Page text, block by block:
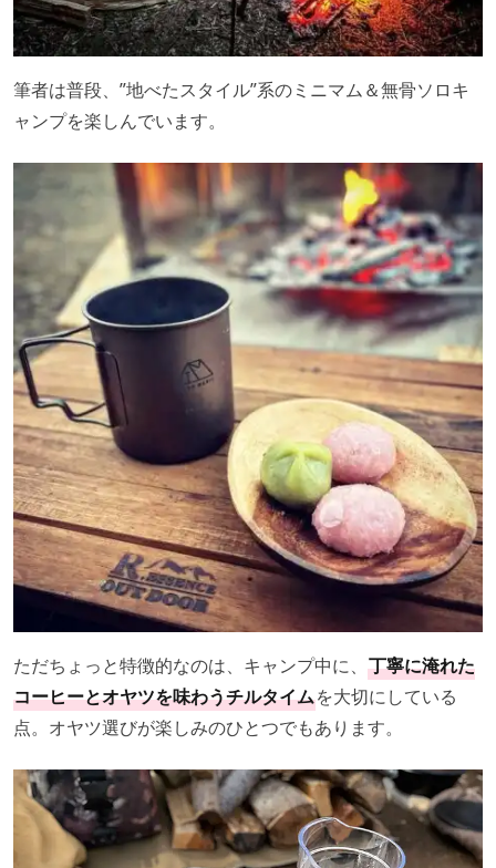
筆者は普段、”地べたスタイル”系のミニマム＆無骨ソロキ
ャンプを楽しんでいます。
ただちょっと特徴的なのは、キャンプ中に、 丁寧に淹れた
コーヒーとオヤツを味わうチルタイムを大切にしている
点。オヤツ選びが楽しみのひとつでもあります。